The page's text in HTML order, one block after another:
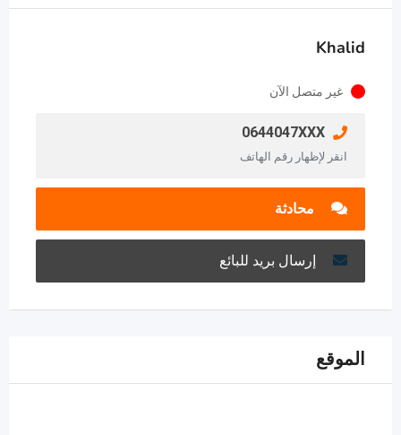
Khalid
غير متصل الآن
0644047XXX
انقر لإظهار رقم الهاتف
محادثة
إرسال بريد للبائع
الموقع